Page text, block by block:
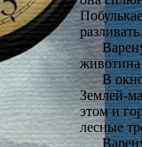
В
Землей-
этом и
лесные